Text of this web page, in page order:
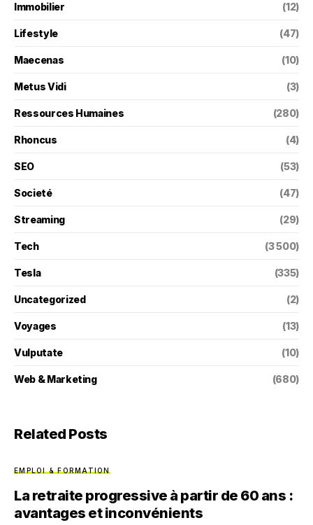
Immobilier (12)
Lifestyle (47)
Maecenas (10)
Metus Vidi (3)
Ressources Humaines (280)
Rhoncus (4)
SEO (53)
Societé (47)
Streaming (29)
Tech (3 500)
Tesla (335)
Uncategorized (2)
Voyages (13)
Vulputate (10)
Web & Marketing (680)
Related Posts
EMPLOI & FORMATION
La retraite progressive à partir de 60 ans :
avantages et inconvénients